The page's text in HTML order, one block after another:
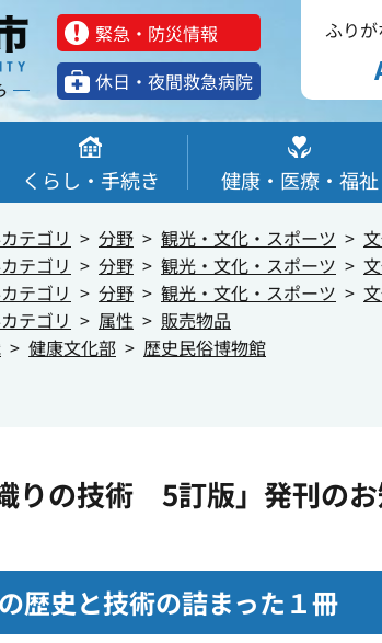
緊急・防災情報
休⽇・夜間救急病院
ふり
くらし・手続き 健康・医療・福祉
テゴリ 分野 観光・文化・スポーツ
テゴリ 分野 観光・文化・スポーツ
テゴリ 分野 観光・文化・スポーツ
テゴリ 属性
販売物品
健康文化部 歴史民俗博物館
りの技術 5訂版」発刊のお
歴史と技術の詰まった１冊